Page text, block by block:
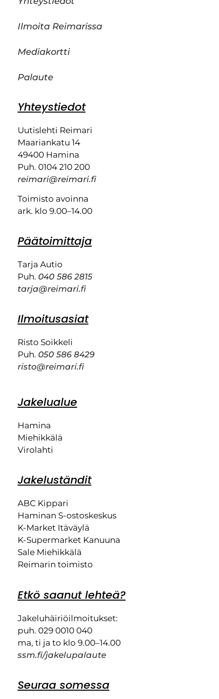
Ilmoita Reimarissa
Mediakortti
Palaute
Yhteystiedot
Uutislehti Reimari
Maariankatu 14
49400 Hamina
Puh. 0104 210 200
reimari@reimari.fi
Toimisto avoinna
ark. klo 9.00–14.00
Päätoimittaja
Tarja Autio
Puh. 040 586 2815
tarja@reimari.fi
Ilmoitusasiat
Risto Soikkeli
Puh. 050 586 8429
risto@reimari.fi
Jakelualue
Hamina
Miehikkälä
Virolahti
Jakeluständit
ABC Kippari
Haminan S-ostoskeskus
K-Market Itäväylä
K-Supermarket Kanuuna
Sale Miehikkälä
Reimarin toimisto
Etkö saanut lehteä?
Jakeluhäiriöilmoitukset:
puh. 029 0010 040
ma, ti ja to klo 9.00–14.00
ssm.fi/jakelupalaute
Seuraa somessa